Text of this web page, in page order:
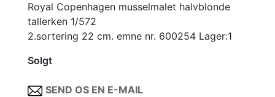
Royal Copenhagen musselmalet halvblonde
tallerken 1/572
2.sortering 22 cm. emne nr. 600254 Lager:1
Solgt
SEND OS EN E-MAIL